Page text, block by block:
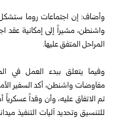
وأضاف: إن اجتماعات روما ستشكل
واشنطن، مشيراً إلى إمكانية عقد
المراحل المتفق عليها.
وفيما يتعلق ببدء العمل في
مفاوضات واشنطن، أكد السفير
تم الاتفاق عليه، وأن وفداً
للتنسيق وتحديد آليات التنفيذ